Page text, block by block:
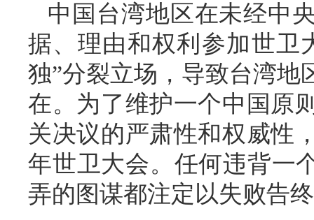
中国台湾地区在未经中
据、理由和权利参加世卫
独”分裂立场，导致台湾地
在。为了维护一个中国原
关决议的严肃性和权威性
年世卫大会。任何违背一
弄的图谋都注定以失败告